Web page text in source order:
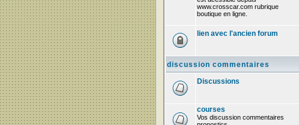
www.crosscar.com rubrique
boutique en ligne.
lien avec l'ancien forum
discussion commentaires
Discussions
courses
Vos discussion commentaires